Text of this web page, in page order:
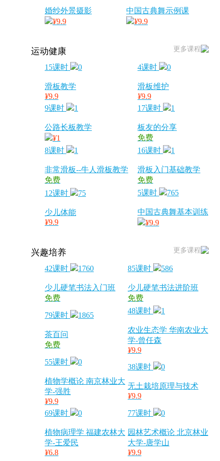
婚纱外景摄影
¥9.9
中国古典舞示例课
¥9.9
更多课程
运动健康
15课时 0
滑板教学
¥9.9
4课时 0
滑板维护
¥9.9
9课时
1
公路长板教学
¥1
17课时 1
板友的分享
免费
8课时
1
非常滑板--牛人滑板教学
免费
16课时 1
滑板入门基础教学
免费
12课时
75
少儿体能
¥9.9
5课时 765
中国古典舞基本训练
¥9.9
更多课程
兴趣培养
42课时 1760
少儿硬笔书法入门班
免费
85课时 586
少儿硬笔书法进阶班
免费
79课时 1865
茶百问
免费
48课时 1
农业生态学 华南农业大
学-曾任森
¥9.9
55课时
0
植物学概论 南京林业大
学-强胜
¥9.9
38课时 0
无土栽培原理与技术
¥9.9
69课时 0
植物病理学 福建农林大
学-王爱民
¥6.8
77课时 0
园林艺术概论 北京林业
大学-唐学山
¥9.9